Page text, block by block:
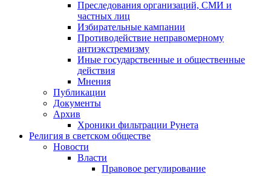
Преследования организаций, СМИ и
частных лиц
Избирательные кампании
Противодействие неправомерному
антиэкстремизму
Иные государственные и общественные
действия
Мнения
Публикации
Документы
Архив
Хроники фильтрации Рунета
Религия в светском обществе
Новости
Власти
Правовое регулирование